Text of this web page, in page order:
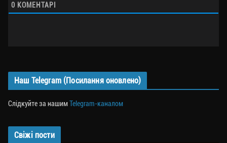
0 КОМЕНТАРІ
Наш Telegram (Посилання оновлено)
Слідкуйте за нашимTelegram-каналом
Свіжі пости